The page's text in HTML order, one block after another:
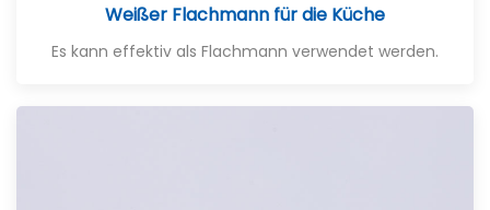
Weißer Flachmann für die Küche
Es kann effektiv als Flachmann verwendet werden.